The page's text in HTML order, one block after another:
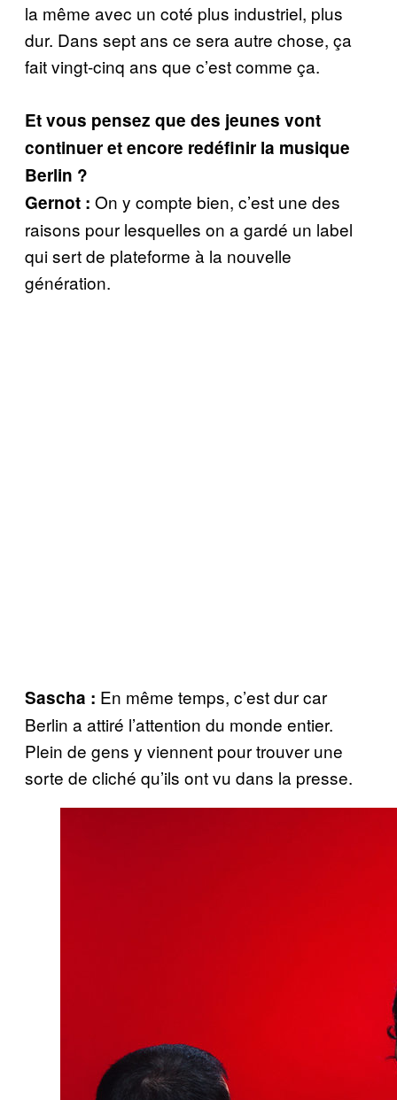
la même avec un coté plus industriel, plus
dur. Dans sept ans ce sera autre chose, ça
fait vingt-cinq ans que c’est comme ça.
Et vous pensez que des jeunes vont
continuer et encore redéfinir la musique
Berlin ?
Gernot : On y compte bien, c’est une des
raisons pour lesquelles on a gardé un label
qui sert de plateforme à la nouvelle
génération.
Sascha : En même temps, c’est dur car
Berlin a attiré l’attention du monde entier.
Plein de gens y viennent pour trouver une
sorte de cliché qu’ils ont vu dans la presse.